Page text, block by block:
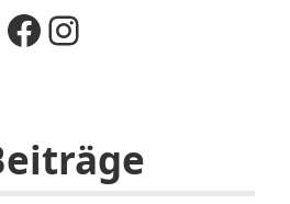
Facebook
Instagram